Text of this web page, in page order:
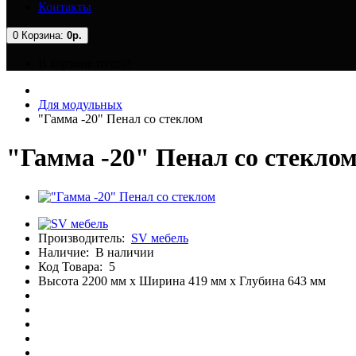
Контакты
0 Корзина: 0р.
Для модульных
"Гамма -20" Пенал со стеклом
"Гамма -20" Пенал со
Производитель: SV мебель
Наличие: В наличии
Код Товара: 5
Высота 2200 мм x Ширина 419 мм x Глубина 643 мм